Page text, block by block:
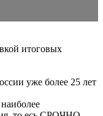
итоговых
уже более 25 лет